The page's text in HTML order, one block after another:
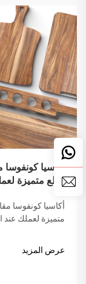
أكاسيا كونفوسا
قطع متميزة
أكاسيا كونفوسا
متميزة لعملك
عرض المزيد